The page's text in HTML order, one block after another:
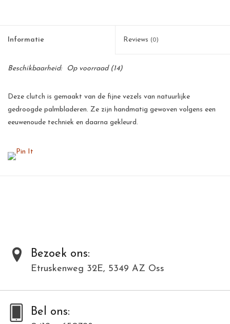
Informatie Reviews (0)
Beschikbaarheid: Op voorraad(14)
Deze clutch is gemaakt van de fijne vezels van natuurlijke
gedroogde palmbladeren. Ze zijn handmatig gewoven volgens een
eeuwenoude techniek en daarna gekleurd.
kleinschalige telers op de Filipijnen. Voor een arm land als de
Toevoegen om te vergelijken
Bezoek ons:
Etruskenweg 32E, 5349 AZ Oss
Bel ons: